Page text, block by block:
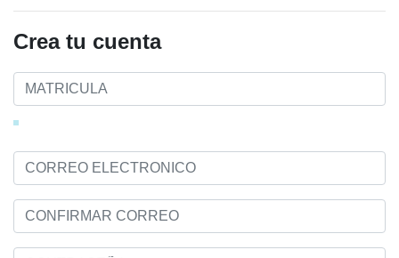
Crea tu cuenta